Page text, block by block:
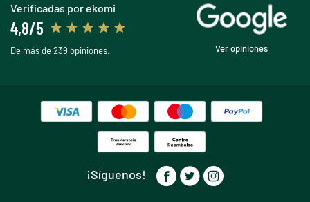
Verificadas por ekomi
4,8/5
De más de 239 opiniones. Ver opiniones
¡Síguenos!